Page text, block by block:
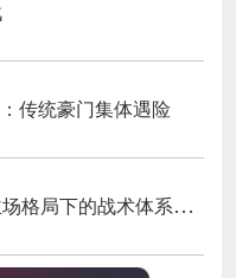
传统豪门集体遇险
大洋洲首破直通壁垒：美加墨主场格局下的战术体系重构